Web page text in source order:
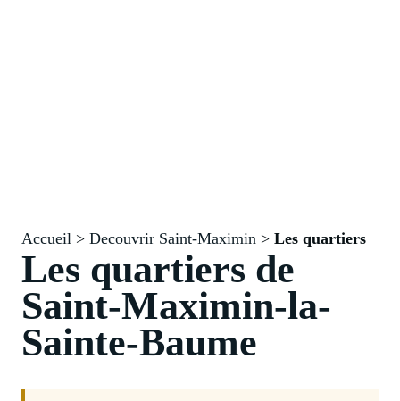
Accueil > Decouvrir Saint-Maximin > Les quartiers
Les quartiers de
Saint-Maximin-la-
Sainte-Baume